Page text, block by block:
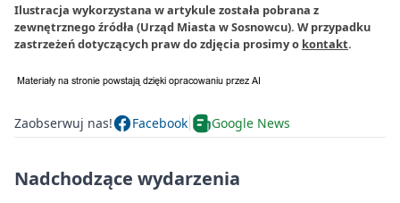
Ilustracja wykorzystana w artykule została pobrana z
zewnętrznego źródła (Urząd Miasta w Sosnowcu). W przypadku
zastrzeżeń dotyczących praw do zdjęcia prosimy o kontakt.
Zaobserwuj nas! Facebook Google News
Nadchodzące wydarzenia